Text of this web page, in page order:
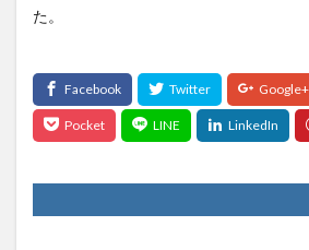
た。